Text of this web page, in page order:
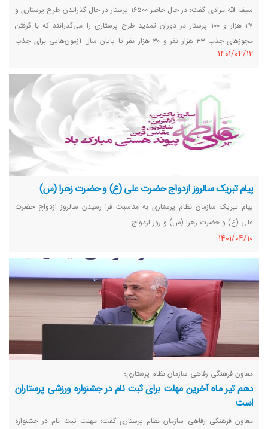
سیف الله مرادی گفت: در حال حاضر ۱۶۵۰۰ پرستار در حال گذراندن طرح پرستاری و
۲۷ هزار و ۱۰۰ پرستار در دوران تمدید طرح پرستاری را می‌گذرانند که با گرفتن
مجوزهای جذب ۳۳ هزار نفر و ۳۰ هزار نفر تا پایان سال آزمون‌هایی برای جذب
پرستاران خواهیم داشت.
١٤٠١/٠٤/١٢
پیام تبریک سالروز ازدواج حضرت علی (ع) و حضرت زهرا (س)
پیام تبریک سازمان نظام پرستاری به مناسبت فرا رسیدن سالروز ازدواج حضرت
علی (ع) و حضرت زهرا (س) و روز ازدواج
١٤٠١/٠٤/١٠
معاون فرهنگی رفاهی سازمان نظام پرستاری؛
دهم تیر ماه آخرین مهلت برای ثبت نام در جشنواره ورزشی پرستاران
است
معاون فرهنگی رفاهی سازمان نظام پرستاری گفت: مهلت ثبت نام در جشنواره